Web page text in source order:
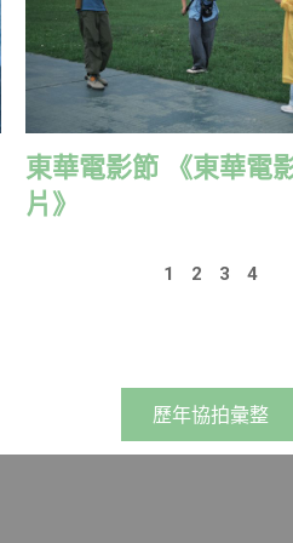
東華電影節 《東華電
片》
1 2 3 4
歷年協拍彙整